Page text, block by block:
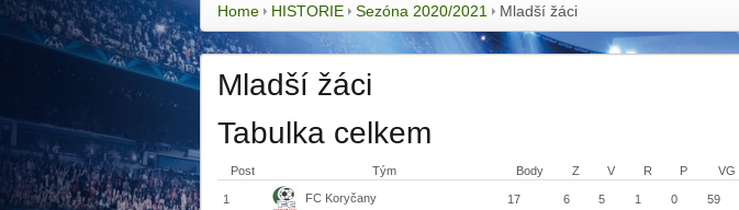
Home HISTORIE Sezóna 2020/2021 Mladší žáci
Mladší žáci
Tabulka celkem
Post Tým Body Z V R P VG
1 FC Koryčany 17 6 5 1 0 59